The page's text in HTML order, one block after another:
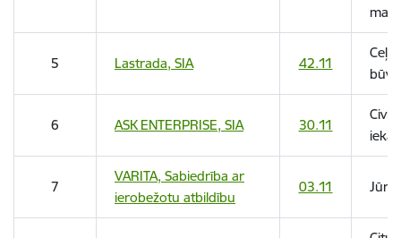
5 Lastrada, SIA 42.11
Ceļu
6 ASK ENTERPRISE, SIA 30.11
7
VARITA, Sabiedrība ar
ierobežotu atbildību
03.11